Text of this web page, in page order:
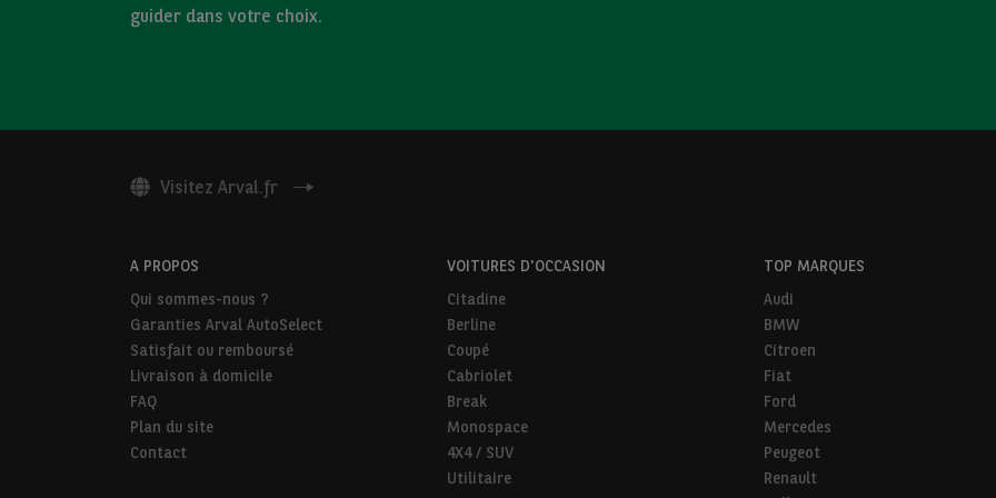
guider dans votre choix.
Visitez Arval.fr
A PROPOS
Qui sommes-nous ?
Garanties Arval AutoSelect
Satisfait ou remboursé
Livraison à domicile
FAQ
Plan du site
Contact
VOITURES D'OCCASION
Citadine
Berline
Coupé
Cabriolet
Break
Monospace
4X4 / SUV
Utilitaire
TOP MARQUES
Audi
BMW
Citroen
Fiat
Ford
Mercedes
Peugeot
Renault